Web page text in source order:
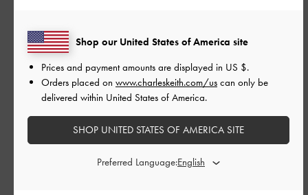
ご利用者様
とても可愛いです。 どんな服装
にも合わせやすく最高です。
2026-05-08
Shop our United States of America site
Prices and payment amounts are displayed in US $.
Orders placed on www.charleskeith.com/us can only be
delivered within United States of America.
SHOP UNITED STATES OF AMERICA SITE
Preferred Language: